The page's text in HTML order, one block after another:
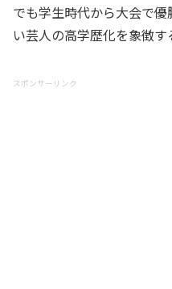
でも学生時代から大会で
い芸人の高学歴化を象徴す
スポンサーリンク